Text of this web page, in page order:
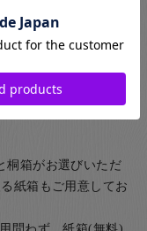
いて詳しくはこちら
桐箱がお選びいただ
紙箱もご用意してお